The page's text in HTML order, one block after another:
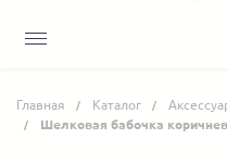
Главная Каталог
Шелковая бабочка